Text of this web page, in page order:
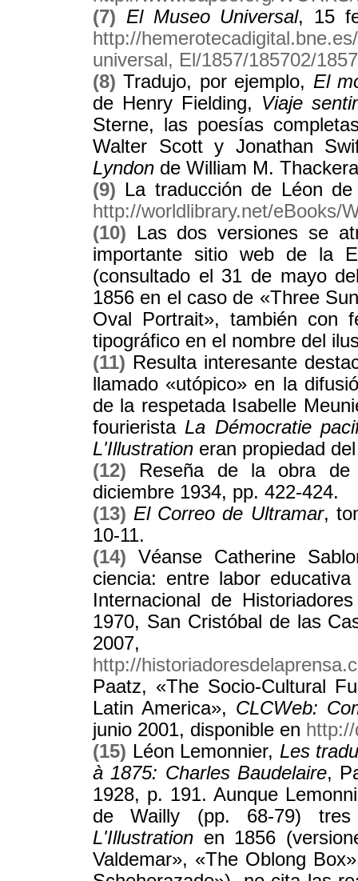
(7) El Museo Universal, 15
http://
universal, El/1857/185702/
(8) Tradujo, por ejemplo, El
de Henry Fielding, Viaje
Sterne, las poesías
Walter Scott y Jonathan
Lyndon de William M.
(9) La traducción de Léon
http://worldlibrary.net/eBooks/
(10) Las dos versiones se
importante sitio web de la
(consultado el 31 de mayo
1856 en el caso de «Three
Oval Portrait», también
tipográfico en el nombre del
(11) Resulta interesante
llamado «utópico» en la
de la respetada Isabelle
fourierista La Démocratie
L'Illustration eran propiedad
(12) Reseña de la obra
diciembre 1934, pp. 422-424.
(13) El Correo de Ultramar,
10-11.
(14) Véanse Catherine
ciencia: entre labor
Internacional de
1970, San Cristóbal de las
2007,
http://
Paatz, «The Socio-Cultural
Latin America», CLCWeb:
junio 2001, disponible en
(15) Léon Lemonnier, Les
à 1875: Charles Baudelaire,
1928, p. 191. Aunque
de Wailly (pp. 68-79) tres
L'Illustration en 1856
Valdemar», «The Oblong